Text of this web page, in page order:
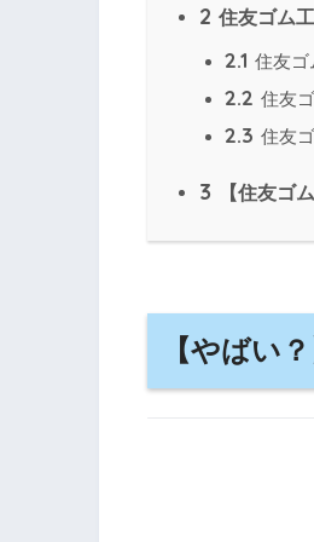
2 住友ゴム
2.1 住友
2.2 住友
2.3 住友
3 【住友ゴ
【やばい